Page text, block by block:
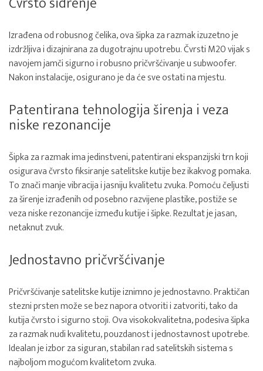
Izrađena od robusnog čelika, ova šipka za razmak izuzetno je
izdržljiva i dizajnirana za dugotrajnu upotrebu. Čvrsti M20 vijak s
navojem jamči sigurno i robusno pričvršćivanje u subwoofer.
Nakon instalacije, osigurano je da će sve ostati na mjestu.
Patentirana tehnologija širenja i veza
niske rezonancije
Šipka za razmak ima jedinstveni, patentirani ekspanzijski trn koji
osigurava čvrsto fiksiranje satelitske kutije bez ikakvog pomaka.
To znači manje vibracija i jasniju kvalitetu zvuka. Pomoću čeljusti
za širenje izrađenih od posebno razvijene plastike, postiže se
veza niske rezonancije između kutije i šipke. Rezultat je jasan,
netaknut zvuk.
Jednostavno pričvršćivanje
Pričvršćivanje satelitske kutije iznimno je jednostavno. Praktičan
stezni prsten može se bez napora otvoriti i zatvoriti, tako da
kutija čvrsto i sigurno stoji. Ova visokokvalitetna, podesiva šipka
za razmak nudi kvalitetu, pouzdanost i jednostavnost upotrebe.
Idealan je izbor za siguran, stabilan rad satelitskih sistema s
najboljom mogućom kvalitetom zvuka.